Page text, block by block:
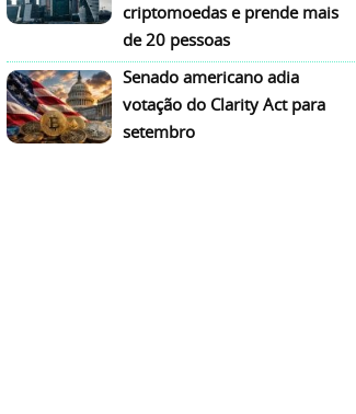
criptomoedas e prende mais
de 20 pessoas
Senado americano adia
votação do Clarity Act para
setembro